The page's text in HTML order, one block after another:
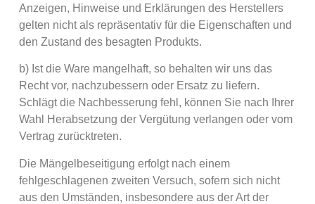
Anzeigen, Hinweise und Erklärungen des Herstellers
gelten nicht als repräsentativ für die Eigenschaften und
den Zustand des besagten Produkts.
b) Ist die Ware mangelhaft, so behalten wir uns das
Recht vor, nachzubessern oder Ersatz zu liefern.
Schlägt die Nachbesserung fehl, können Sie nach Ihrer
Wahl Herabsetzung der Vergütung verlangen oder vom
Vertrag zurücktreten.
Die Mängelbeseitigung erfolgt nach einem
fehlgeschlagenen zweiten Versuch, sofern sich nicht
aus den Umständen, insbesondere aus der Art der